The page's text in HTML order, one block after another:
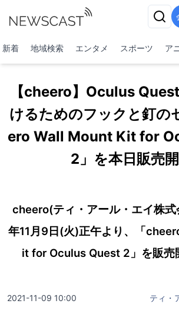
新着 地域検索 エンタメ スポーツ ア
【cheero】Oculus
けるためのフックと釘の
ero Wall Mount Kit for
2」を本日販売
cheero(ティ・アール・エイ株
年11月9日(火)正午より、「
it for Oculus Quest 2」を販売
2021-11-09 10:00 ティ・